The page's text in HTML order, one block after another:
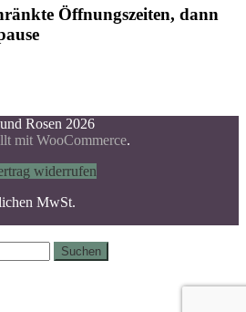
Öffnungszeiten, dann
Rosen 2026
mit WooCommerce.
widerrufen
MwSt.
Suchen